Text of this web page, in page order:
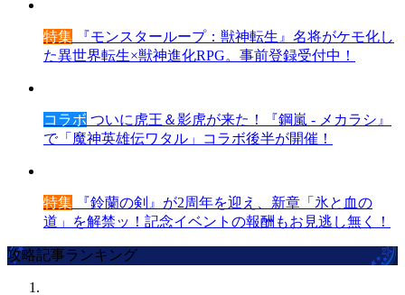
特集 『モンスターループ：獣神転生』名将がケモ化し
た異世界転生×獣神進化RPG。事前登録受付中！
コラボ ついに虎王＆影虎が来た！『鋼嵐 - メカラシ』
で「魔神英雄伝ワタル」コラボ後半が開催！
特集 『鈴蘭の剣』が2周年を迎え、新章「氷と血の
道」を解禁ッ！記念イベントの報酬もお見逃し無く！
攻略記事ランキング